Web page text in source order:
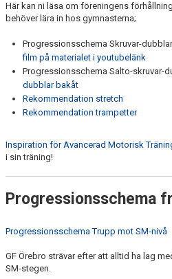
FRISTÅENDE
Här kan ni läsa om föreningens
behöver lära in hos gymnasterna;
Progressionsschema Skruvar-
film på materialet i youtubelänk
Progressionsschema Salto-skruvar-
dubblar bakåt
Rekommendation stretch
Rekommendation trampetter
Inspiration för Avancerad Motorisk
i sin träning!
Progressionsschema
Progressionsschema Trupp mot SM-nivå
GF Örebro strävar efter att alltid ha lag
SM-stegen.